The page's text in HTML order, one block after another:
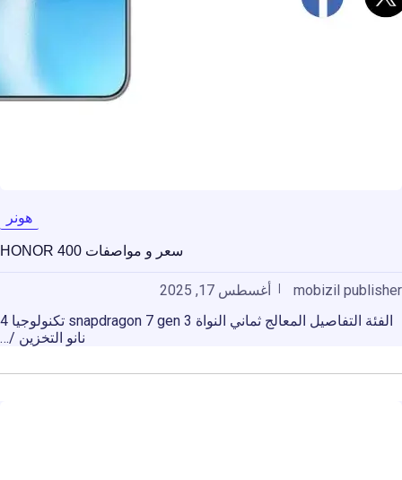
هونر
سعر و مواصفات HONOR 400
mobizil publisher
أغسطس 17, 2025
الفئة التفاصيل المعالج ثماني النواة snapdragon 7 gen 3 تكنولوجيا 4
نانو التخزين /…